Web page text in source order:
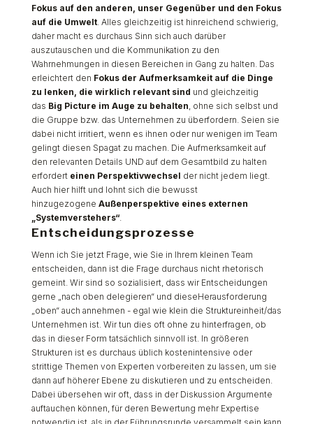
Fokus auf den anderen, unser Gegenüber und den Fokus
auf die Umwelt. Alles gleichzeitig ist hinreichend schwierig,
daher macht es durchaus Sinn sich auch darüber
auszutauschen und die Kommunikation zu den
Wahrnehmungen in diesen Bereichen in Gang zu halten. Das
erleichtert den Fokus der Aufmerksamkeit auf die Dinge
zu lenken, die wirklich relevant sind und gleichzeitig
das Big Picture im Auge zu behalten, ohne sich selbst und
die Gruppe bzw. das Unternehmen zu überfordern. Seien sie
dabei nicht irritiert, wenn es ihnen oder nur wenigen im Team
gelingt diesen Spagat zu machen. Die Aufmerksamkeit auf
den relevanten Details UND auf dem Gesamtbild zu halten
erforderteinen Perspektivwechsel der nicht jedem liegt.
Auch hier hilft und lohnt sich die bewusst
hinzugezogene Außenperspektive eines externen
„Systemverstehers“.
Entscheidungsprozesse
Wenn ich Sie jetzt Frage, wie Sie in Ihrem kleinen Team
entscheiden, dann ist die Frage durchaus nicht rhetorisch
gemeint. Wir sind so sozialisiert, dass wir Entscheidungen
gerne „nach oben delegieren“ und dieseHerausforderung
„oben“ auch annehmen - egal wie klein die Struktureinheit/das
Unternehmen ist. Wir tun dies oft ohne zu hinterfragen, ob
das in dieser Form tatsächlich sinnvoll ist. In größeren
Strukturen ist es durchaus üblich kostenintensive oder
strittige Themen von Experten vorbereiten zu lassen, um sie
dann auf höherer Ebene zu diskutieren und zu entscheiden.
Dabei übersehen wir oft, dass in der Diskussion Argumente
auftauchen können, für deren Bewertung mehr Expertise